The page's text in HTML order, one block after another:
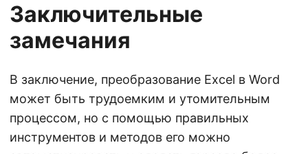
Заключительные
замечания
В заключение, преобразование Excel в Word
может быть трудоемким и утомительным
процессом, но с помощью правильных
инструментов и методов его можно